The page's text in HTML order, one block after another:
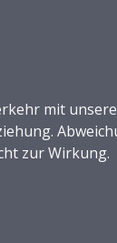
mit
zur Wirkung.